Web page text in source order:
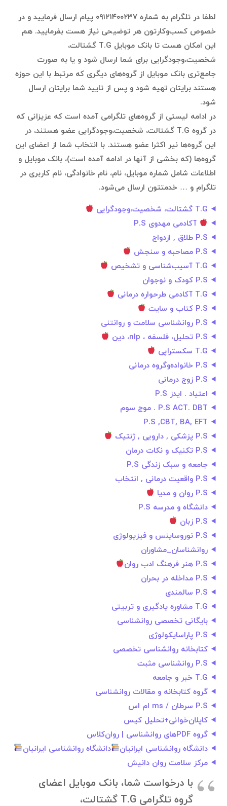
لطفا در تلگرام به شماره ۰۹۱۲۱۴۰۰۲۳۷ پیام ارسال فرمایید و در
خصوص کسب‌وکارتون هر توضیحی نیاز هست بفرمایید. هم
این امکان هست تا بانک موبایل T.G گشتالت،
شخصیت،وجودگرایی برای شما ارسال شود و یا به صورت
جامع‌تری بانک موبایل از گروه‌های دیگری که مرتبط با این حوزه
هستند برایتان تهیه شود و پس از تایید شما برایتان ارسال
شود.
در ادامه لیستی از گروه‌های تلگرامی آمده است که عزیزانی که
در گروه T.G گشتالت، شخصیت،وجودگرایی عضو هستند، در
این گروه‌ها نیر اکثرا عضو هستند. با انتخاب شما از اعضای این
گروه‌ها (که بخشی از آنها در ادامه آمده است)، بانک موبایل و
اطلاعات شامل شماره موبایل، نام، نام خانوادگی، نام کاربری در
تلگرام و … خدمتتون ارسال می‌شود.
T.G گشتالت، شخصیت،وجودگرایی
آکادمی مهدوی P.S
P.S طلاق , ازدواج
P.S مصاحبه و سنجش
T.G آسیب‌شناسی و تشخیص
P.S کودک و نوجوان
T.G آکادمی طرحواره درمانی
P.S کتاب و سایت
P.S روانشناسی سلامت و روانتنی
P.S تحلیل، فلسفه ، nlp، دین
T.G سکستراپی
P.S خانواده‌و‌گروه درمانی
P.S زوج درمانی
اعتیاد . ایدز P.S
P.S ACT. DBT . موج سوم
P.S ,CBT, BA, EFT
P.S پزشکی , دارویی , ژنتیک
P.S تکنیک و نکات درمان
جامعه و‌ سبک‌ زندگی P.S
P.S واقعیت درمانی , انتخاب
P.S روان و مدیا
دانشگاه و مدرسه P.S
P.S زبان
P.S نوروساینس و فیزیولوژی
روانشناسان_مشاوران
P.S هنر فرهنگ ادب روان
P.S مداخله در بحران
P.S سالمندی
T.G مشاوره یادگیری و تربیتی
بایگانی تخصصی روانشناسی
P.S پاراسایکولوژی
کتابخانه روانشناسی تخصصی
P.S روانشناسی مثبت
T.G خبر و جامعه
گروه کتابخانه و مقالات روانشناسی
P.S سرطان / ms ام اس
کاپلان‌خوانی+تحلیل کیس
گروه PDFهای روانشناسی | روان‌کلاس
دانشگاه روانشناسی ایرانیان
دانشگاه روانشناسی ایرانیان
مرکز سلامت روان دانیش
با درخواست شما، بانک موبایل اعضای
گروه تلگرامی T.G گشتالت،